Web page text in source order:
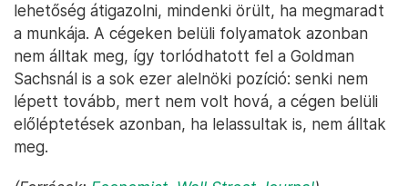
lehetőség átigazolni, mindenki örült, ha megmaradt
a munkája. A cégeken belüli folyamatok azonban
nem álltak meg, így torlódhatott fel a Goldman
Sachsnál is a sok ezer alelnöki pozíció: senki nem
lépett tovább, mert nem volt hová, a cégen belüli
előléptetések azonban, ha lelassultak is, nem álltak
meg.